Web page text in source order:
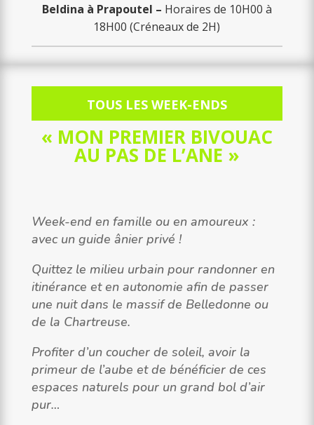
Beldina à Prapoutel – Horaires de 10H00 à
18H00 (Créneaux de 2H)
TOUS LES WEEK-ENDS
« MON PREMIER BIVOUAC
AU PAS DE L’ANE »
Week-end en famille ou en amoureux :
avec un guide ânier privé !
Quittez le milieu urbain pour randonner en
itinérance et en autonomie afin de passer
une nuit dans le massif de Belledonne ou
de la Chartreuse.
Profiter d’un coucher de soleil, avoir la
primeur de l’aube et de bénéficier de ces
espaces naturels pour un grand bol d’air
pur…